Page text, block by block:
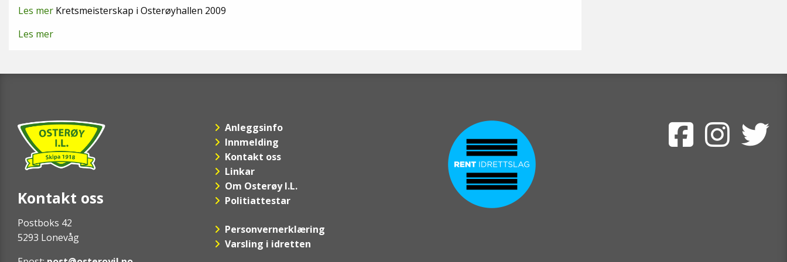
Les mer Kretsmeisterskap i Osterøyhallen 2009
Les mer
Kontakt oss
Postboks 42
5293 Lonevåg
Anleggsinfo
Innmelding
Kontakt oss
Linkar
Om Osterøy I.L.
Politiattestar
Personvernerklæring
Varsling i idretten